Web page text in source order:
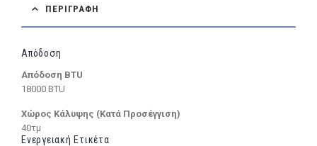
ΠΕΡΙΓΡΑΦΉ
Απόδοση
Απόδοση BTU
18000 BTU
Χώρος Κάλυψης (Κατά Προσέγγιση)
40τμ
Ενεργειακή Ετικέτα